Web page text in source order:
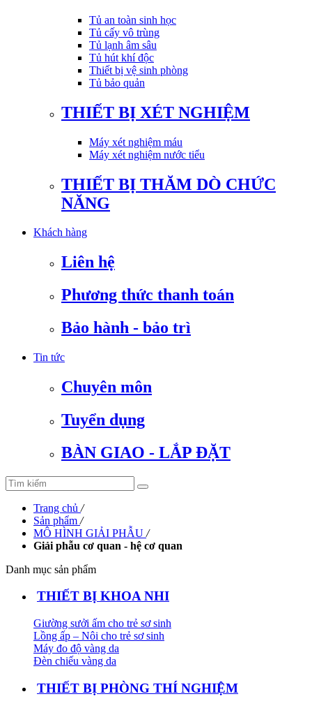
Tủ an toàn sinh học
Tủ cấy vô trùng
Tủ lạnh âm sâu
Tủ hút khí độc
Thiết bị vệ sinh phòng
Tủ bảo quản
THIẾT BỊ XÉT NGHIỆM
Máy xét nghiệm máu
Máy xét nghiệm nước tiểu
THIẾT BỊ THĂM DÒ CHỨC
NĂNG
Khách hàng
Liên hệ
Phương thức thanh toán
Bảo hành - bảo trì
Tin tức
Chuyên môn
Tuyển dụng
BÀN GIAO - LẮP ĐẶT
Trang chủ /
Sản phẩm /
MÔ HÌNH GIẢI PHẪU /
Giải phẫu cơ quan - hệ cơ quan
Danh mục sản phẩm
THIẾT BỊ KHOA NHI
Giường sưởi ấm cho trẻ sơ sinh
Lồng ấp – Nôi cho trẻ sơ sinh
Máy đo độ vàng da
Đèn chiếu vàng da
THIẾT BỊ PHÒNG THÍ NGHIỆM